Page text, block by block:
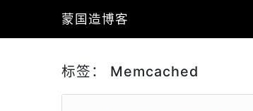
蒙国造博客
标签： Memcached